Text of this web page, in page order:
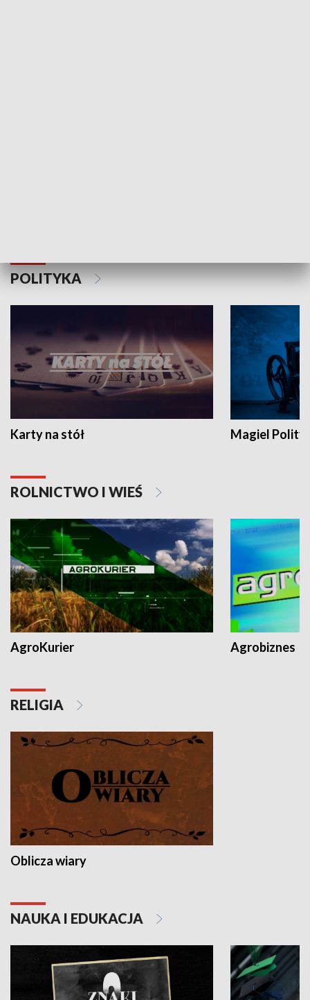
POLITYKA
Karty na stół Magiel
ROLNICTWO I WIEŚ
AgroKurier Agrobiznes
RELIGIA
Oblicza wiary
NAUKA I EDUKACJA